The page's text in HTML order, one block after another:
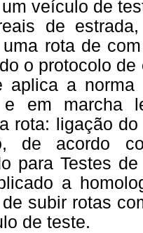
veículo de
de
rota de
o protocolo
aplica a
e em marcha
rota: ligação
de acordo
para Testes
a
subir rotas
de teste.